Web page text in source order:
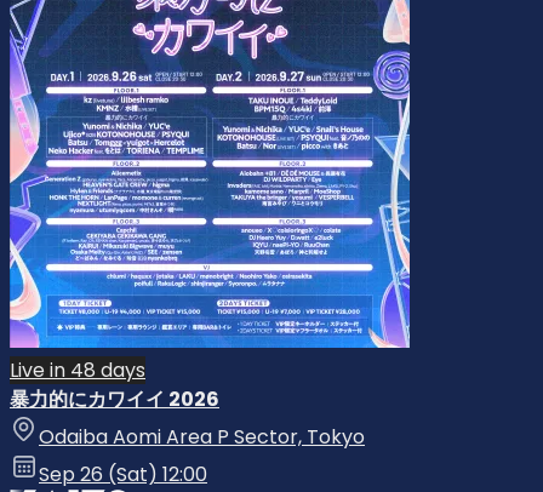
Live in 48 days
暴力的にカワイイ 2026
Odaiba Aomi Area P Sector, Tokyo
Sep 26 (Sat) 12:00